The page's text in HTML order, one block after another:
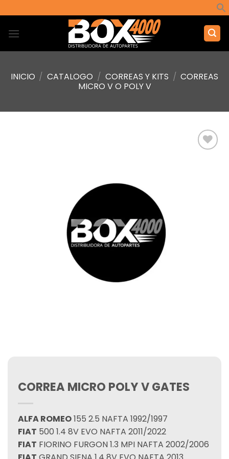
al
contenido
INICIO / CATALOGO / CORREAS Y KITS / CORREAS
MICRO V O POLY V
CORREA MICRO POLY V GATES
ALFA ROMEO155 2.5 NAFTA 1992/1997
FIAT 500 1.4 8V EVO NAFTA 2011/2022
FIAT FIORINO FURGON 1.3 MPI NAFTA 2002/2006